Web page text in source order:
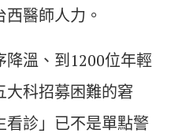
醫師人力。
降溫、到1200位年輕
大科招募困難的窘
診」已不是單點警